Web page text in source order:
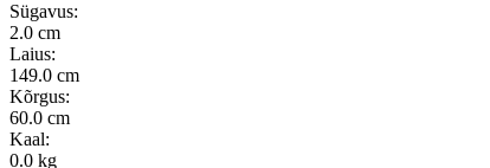
Sügavus:
2.0 cm
Laius:
149.0 cm
Kõrgus:
60.0 cm
Kaal:
0.0 kg